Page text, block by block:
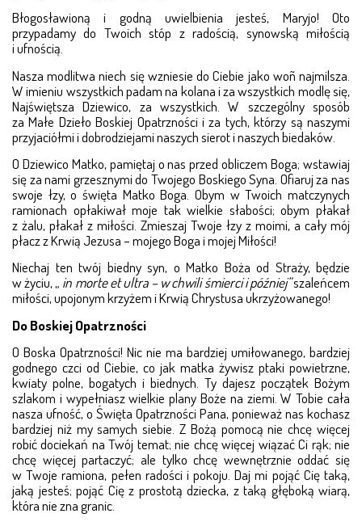
Błogosławioną i godną uwielbienia jesteś, Maryjo! Oto
przypadamy do Twoich stóp z radością, synowską mi­ło­ścią
i ufnością.
Nasza modlitwa niech się wzniesie do Ciebie jako woñ najmilsza.
W imieniu wszystkich padam na kolana i za wszy­stkich modlę się,
Najświętsza Dziewico, za wszyst­kich. W szczególny sposób
za Małe Dzieło Boskiej Opa­trz­ności i za tych, którzy są naszymi
przyjaciółmi i dob­ro­dziejami naszych sierot i naszych biedaków.
O Dziewico Matko, pamiętaj o nas przed obliczem Bo­ga; wstawiaj
się za nami grzesznymi do Twojego Bos­kiego Syna. Ofiaruj za nas
swoje łzy, o święta Matko Bo­ga. Obym w Twoich matczynych
ramionach opłakiwał mo­je tak wielkie słabości; obym płakał
z żalu, płakał z mi­łości. Zmieszaj Twoje łzy z moimi, a cały mój
płacz z Krwią Jezusa – mojego Boga i mojej Miłości!
Niechaj ten twój biedny syn, o Matko Boża od Straży, będzie
w życiu, „ in morte etultra – w chwili śmierci i póź­niej”szaleńcem
miłości, upojonym krzyżem i Krwią Chrystusa ukrzyżowanego!
Do Boskiej Opatrzności
O Boska Opatrzności! Nic nie ma bardziej umiłowanego, bardziej
godnego czci od Ciebie, co jak matka żywisz ptaki powietrzne,
kwiaty polne, bogatych i biednych. Ty dajesz początek Bożym
szlakom i wypełniasz wielkie plany Boże na ziemi. W Tobie cała
nasza ufność, o Święta Opatrzności Pana, ponieważ nas kochasz
bardziej niż my samych siebie. Z Bożą pomocą nie chcę więcej
robić dociekań na Twój temat; nie chcę więcej wiązać Ci rąk; nie
chcę więcej partaczyć; ale tylko chcę wewnętrznie oddać się
w Twoje ramiona, pełen radości i pokoju. Daj mi pojąć Cię taką,
jaką jesteś; pojąć Cię z prostotą dziecka, z taką głęboką wiarą,
która nie zna granic.